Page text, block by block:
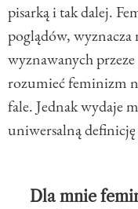
pisarką i tak dalej.
poglądów,
wyznawanych
rozumieć feminizm
fale. Jednak wydaje
uniwersalną
Dla mnie